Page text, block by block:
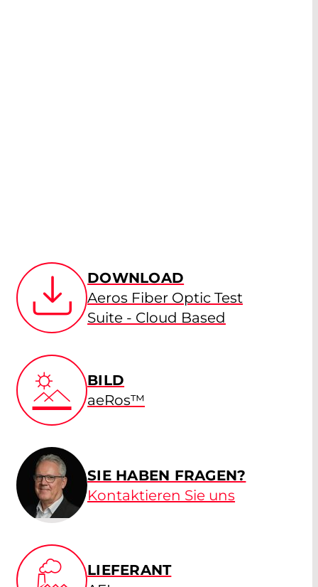
DOWNLOAD
Aeros Fiber Optic Test
Suite - Cloud Based
BILD
aeRos™
SIE HABEN FRAGEN?
Kontaktieren Sie uns
LIEFERANT